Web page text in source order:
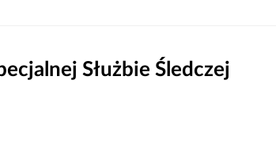
Służbie Śledczej